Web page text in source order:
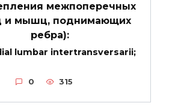
межпоперечных
мышц, поднимающих
ребра):
lumbar intertransversarii;
0 315